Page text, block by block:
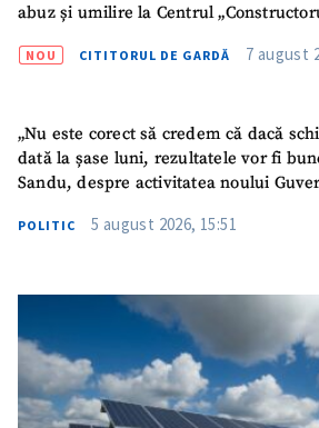
abuz și umilire la Centrul
NOU CITITORUL DE GARDĂ 7 august
„Nu este corect să credem că dacă
dată la șase luni, rezultatele vor fi
Sandu, despre activitatea noului
POLITIC 5 august 2026, 15:51
ȘTIREA MEA
Fotografie
+ Încarcă imagine
Link media
+ Link media